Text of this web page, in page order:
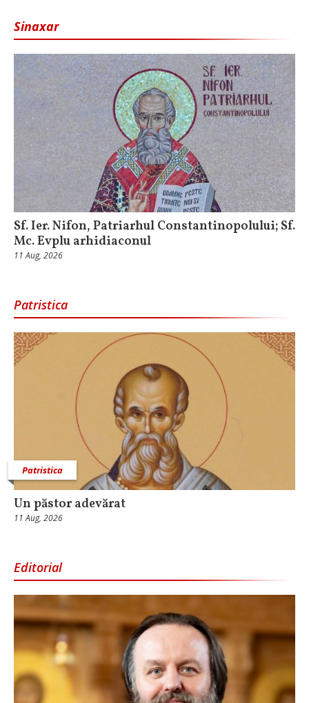
Sinaxar
Sf. Ier. Nifon, Patriarhul Constantinopolului; Sf.
Mc. Evplu arhidiaconul
11 Aug, 2026
Patristica
Patristica
Un păstor adevărat
11 Aug, 2026
Editorial